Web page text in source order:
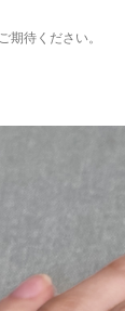
期待ください。